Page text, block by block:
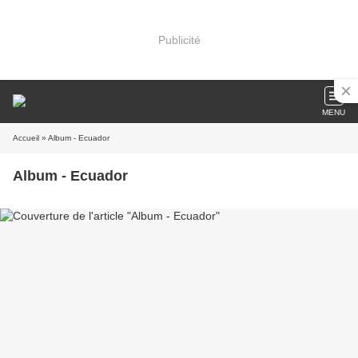
Publicité
MENU
Accueil » Album - Ecuador
Album - Ecuador